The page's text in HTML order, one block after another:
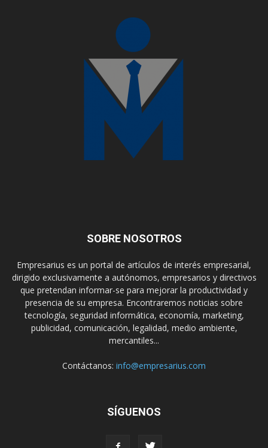
SOBRE NOSOTROS
Empresarius es un portal de artículos de interés empresarial,
dirigido exclusivamente a autónomos, empresarios y directivos
que pretendan informar-se para mejorar la productividad y
presencia de su empresa. Encontraremos noticias sobre
tecnología, seguridad informática, economía, marketing,
publicidad, comunicación, legalidad, medio ambiente,
mercantiles...
Contáctanos: info@empresarius.com
SÍGUENOS